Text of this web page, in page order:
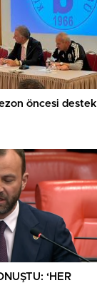
öncesi destek
‘HER